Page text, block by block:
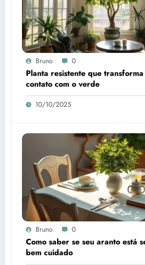
Bruno 0
Planta resistente que
contato com o verde
10/10/2025
Bruno 0
Como saber se seu aranto está
bem cuidado